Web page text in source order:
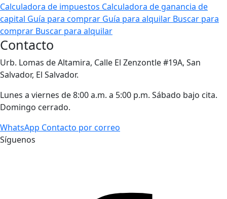
Calculadora de impuestos Calculadora de ganancia de
capital Guía para comprar Guía para alquilar Buscar para
comprar Buscar para alquilar
Contacto
Urb. Lomas de Altamira, Calle El Zenzontle #19A, San
Salvador, El Salvador.
Lunes a viernes de 8:00 a.m. a 5:00 p.m. Sábado bajo cita.
Domingo cerrado.
WhatsApp Contacto por correo
Síguenos